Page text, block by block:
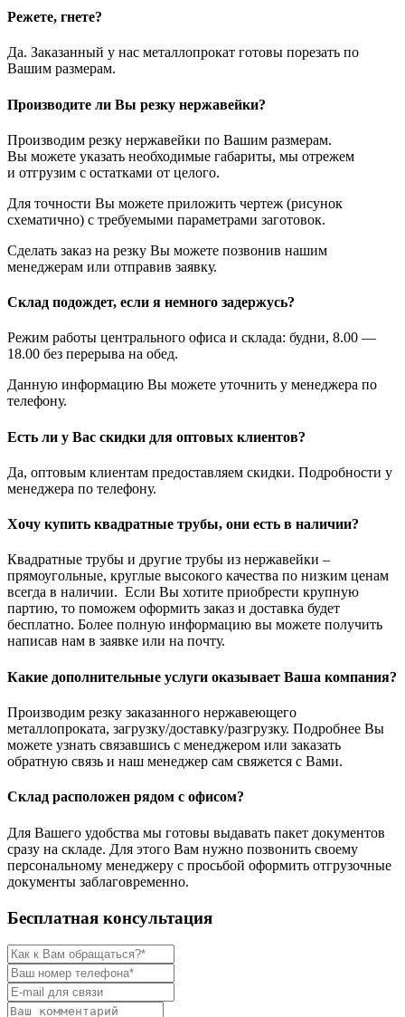
Режете, гнете?
Да. Заказанный у нас металлопрокат готовы порезать по
Вашим размерам.
Производите ли Вы резку нержавейки?
Производим резку нержавейки по Вашим размерам.
Вы можете указать необходимые габариты, мы отрежем
и отгрузим с остатками от целого.
Для точности Вы можете приложить чертеж (рисунок
схематично) с требуемыми параметрами заготовок.
Сделать заказ на резку Вы можете позвонив нашим
менеджерам или отправив заявку.
Склад подождет, если я немного задержусь?
Режим работы центрального офиса и склада: будни, 8.00 —
18.00 без перерыва на обед.
Данную информацию Вы можете уточнить у менеджера по
телефону.
Есть ли у Вас скидки для оптовых клиентов?
Да, оптовым клиентам предоставляем скидки. Подробности у
менеджера по телефону.
Хочу купить квадратные трубы, они есть в наличии?
Квадратные трубы и другие трубы из нержавейки –
прямоугольные, круглые высокого качества по низким ценам
всегда в наличии. Если Вы хотите приобрести крупную
партию, то поможем оформить заказ и доставка будет
бесплатно. Более полную информацию вы можете получить
написав нам в заявке или на почту.
Какие дополнительные услуги оказывает Ваша компания?
Производим резку заказанного нержавеющего
металлопроката, загрузку/доставку/разгрузку. Подробнее Вы
можете узнать связавшись с менеджером или заказать
обратную связь и наш менеджер сам свяжется с Вами.
Склад расположен рядом с офисом?
Для Вашего удобства мы готовы выдавать пакет документов
сразу на складе. Для этого Вам нужно позвонить своему
персональному менеджеру с просьбой оформить отгрузочные
документы заблаговременно.
Бесплатная консультация